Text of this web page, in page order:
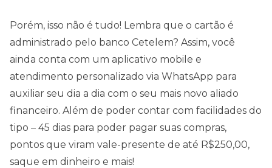
Porém, isso não é tudo! Lembra que o cartão é
administrado pelo banco Cetelem? Assim, você
ainda conta com um aplicativo mobile e
atendimento personalizado via WhatsApp para
auxiliar seu dia a dia com o seu mais novo aliado
financeiro. Além de poder contar com facilidades do
tipo – 45 dias para poder pagar suas compras,
pontos que viram vale-presente de até R$250,00,
saque em dinheiro e mais!